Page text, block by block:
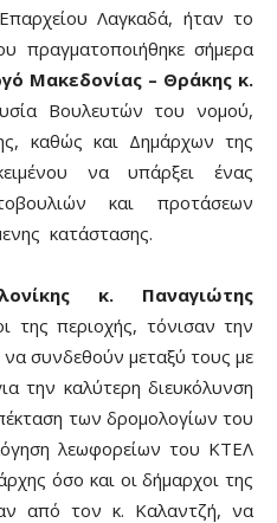
Λαγκαδά, ήταν το
πραγματοποιήθηκε σήμερα
Μακεδονίας – Θράκης κ.
Βουλευτών του νομού,
καθώς και Δημάρχων της
να υπάρξει ένας
και προτάσεων
κατάστασης.
κ. Παναγιώτης
της περιοχής, τόνισαν την
συνδεθούν μεταξύ τους με
την καλύτερη διευκόλυνση
των δρομολογίων του
λεωφορείων του ΚΤΕΛ
όσο και οι δήμαρχοι της
από τον κ. Καλαντζή, να